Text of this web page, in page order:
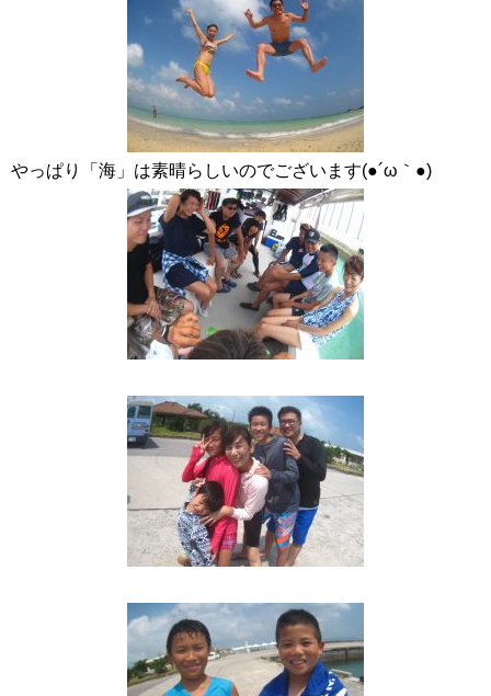
やっぱり「海」は素晴らしいのでございます(●´ω｀●)